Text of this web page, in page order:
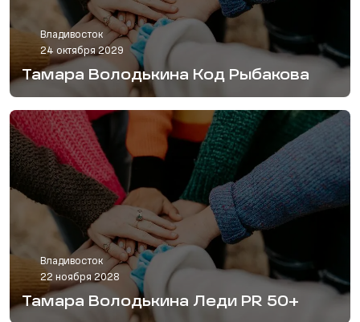
Владивосток
24 октября 2029
Тамара Володькина Код Рыбакова
Владивосток
22 ноября 2028
Тамара Володькина Леди PR 50+